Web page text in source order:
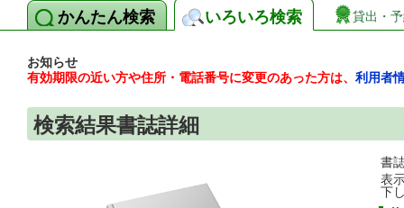
かんたん検索 いろいろ検索 貸出・
お知らせ
有効期限の近い方や住所・電話番号に変更のあった方は、 利用者
検索結果書誌詳細
書
表
下